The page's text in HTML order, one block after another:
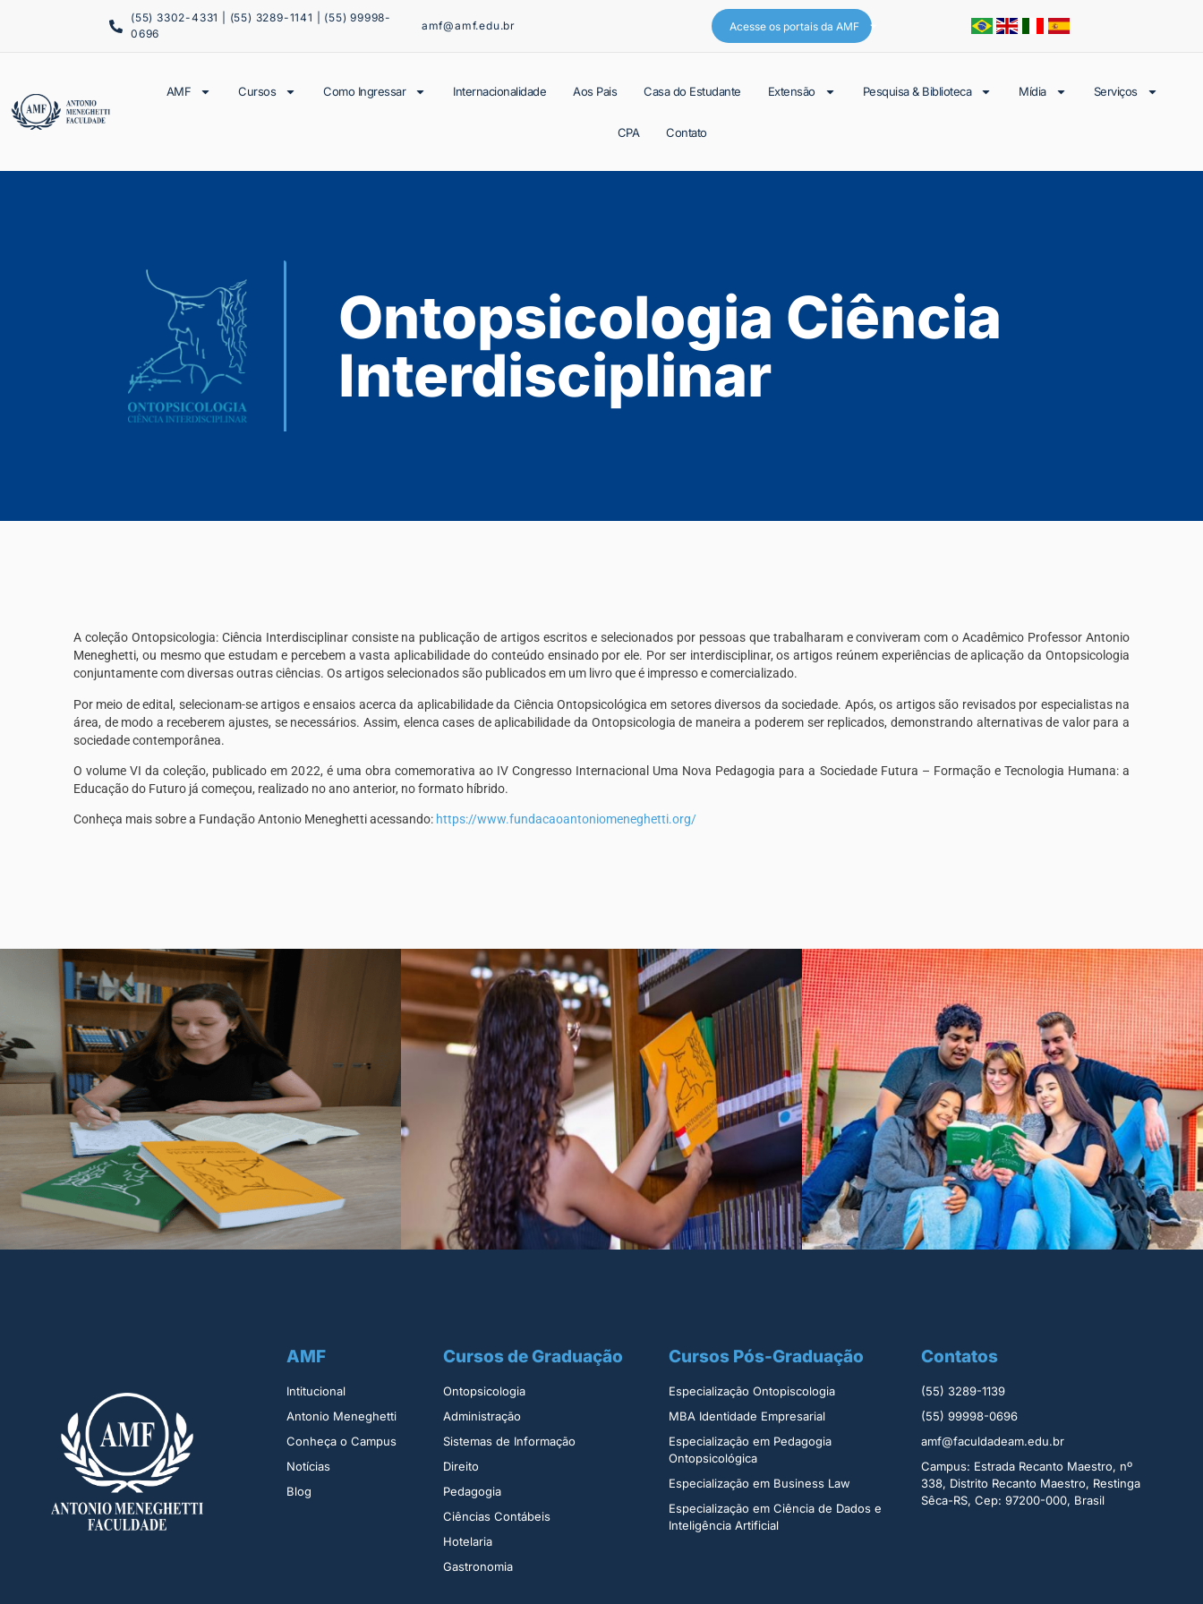
(55) 3302-4331 | (55) 3289-1141 | (55) 99998-
0696
amf@amf.edu.br Acesse os portais da AMF
AMF Cursos Como Ingressar Internacionalidade Aos Pais Casa do Estudante Extensão Pesquisa & Biblioteca Mídia Serviços
CPA Contato
Ontopsicologia Ciência
Interdisciplinar
A coleção Ontopsicologia: Ciência Interdisciplinar consiste na publicação de artigos escritos e selecionados por pessoas que trabalharam e conviveram com o Acadêmico Professor Antonio
Meneghetti, ou mesmo que estudam e percebem a vasta aplicabilidade do conteúdo ensinado por ele. Por ser interdisciplinar, os artigos reúnem experiências de aplicação da Ontopsicologia
conjuntamente com diversas outras ciências. Os artigos selecionados são publicados em um livro que é impresso e comercializado.
Por meio de edital, selecionam-se artigos e ensaios acerca da aplicabilidade da Ciência Ontopsicológica em setores diversos da sociedade. Após, os artigos são revisados por especialistas na
área, de modo a receberem ajustes, se necessários. Assim, elenca cases de aplicabilidade da Ontopsicologia de maneira a poderem ser replicados, demonstrando alternativas de valor para a
sociedade contemporânea.
O volume VI da coleção, publicado em 2022, é uma obra comemorativa ao IV Congresso Internacional Uma Nova Pedagogia para a Sociedade Futura – Formação e Tecnologia Humana: a
Educação do Futuro já começou, realizado no ano anterior, no formato híbrido.
Conheça mais sobre a Fundação Antonio Meneghetti acessando: https://www.fundacaoantoniomeneghetti.org/
AMF
Intitucional
Antonio Meneghetti
Conheça o Campus
Notícias
Blog
Cursos de Graduação
Ontopsicologia ​
Administração​
Sistemas de Informação​
Direito​
Pedagogia
Ciências Contábeis
Hotelaria
Gastronomia
Cursos Pós-Graduação
Especialização Ontopiscologia ​
MBA Identidade Empresarial​
Especialização em Pedagogia
Ontopsicológica​
Especialização em Business Law
Especialização em Ciência de Dados e
Inteligência Artificial
Contatos
(55) 3289-1139
(55) 99998-0696
amf@faculdadeam.edu.br
Campus: Estrada Recanto Maestro, nº
338, Distrito Recanto Maestro, Restinga
Sêca-RS, Cep: 97200-000, Brasil